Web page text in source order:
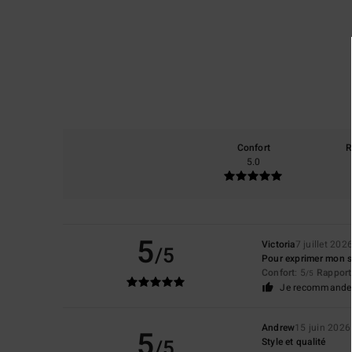
Confort
5.0
5/5 Victoria7 juillet 2026
Pour exprimer mon
Confort: 5/5
Je recommande
Andrew15 juin 2026
Style et qualité